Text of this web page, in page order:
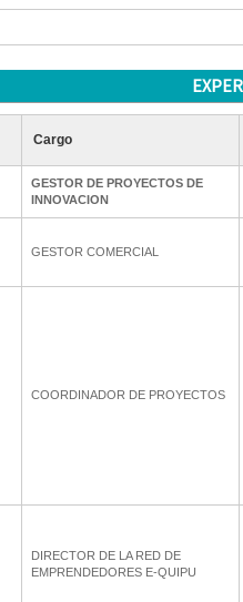
Cargo
GESTOR DE PROYECTOS DE
INNOVACION
GESTOR COMERCIAL
COORDINADOR DE PROYECTOS
DIRECTOR DE LA RED DE
EMPRENDEDORES E-QUIPU